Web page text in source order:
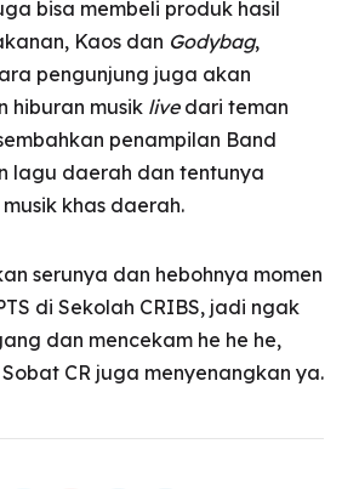
bisa membeli produk hasil
Kaos dan Godybag,
pengunjung juga akan
hiburan musik livedari teman
penampilan Band
lagu daerah dan tentunya
khas daerah.
serunya dan hebohnya momen
di Sekolah CRIBS, jadi ngak
dan mencekam he he he,
CR juga menyenangkan ya.